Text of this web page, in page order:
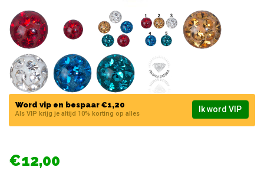
Word vip en bespaar €1,20
Als VIP krijg je altijd 10% korting op alles Ik word VIP
€12,00